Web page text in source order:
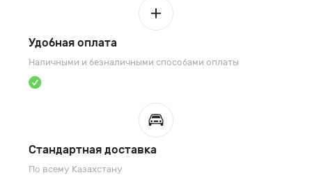
Удобная оплата
Наличными и безналичными способами оплаты
Стандартная доставка
По всему Казахстану